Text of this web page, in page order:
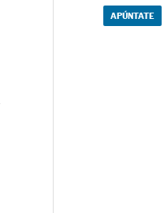
APÚNTATE